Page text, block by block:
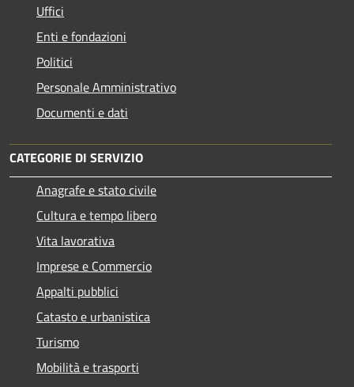
Uffici
Enti e fondazioni
Politici
Personale Amministrativo
Documenti e dati
CATEGORIE DI SERVIZIO
Anagrafe e stato civile
Cultura e tempo libero
Vita lavorativa
Imprese e Commercio
Appalti pubblici
Catasto e urbanistica
Turismo
Mobilità e trasporti